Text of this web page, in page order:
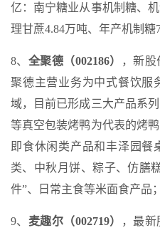
亿：南宁糖业从事机制糖、
理甘蔗4.84万吨、年产机制糖
8、 全聚德（002186）
，新股
聚德主营业务为中式餐饮服
域，目前已形成三大产品系
等真空包装烤鸭为代表的烤
即食休闲类产品和丰泽园餐
类、中秋月饼、粽子、仿膳
件”、日常主食等米面食产品
9、 麦趣尔（002719）
，最新